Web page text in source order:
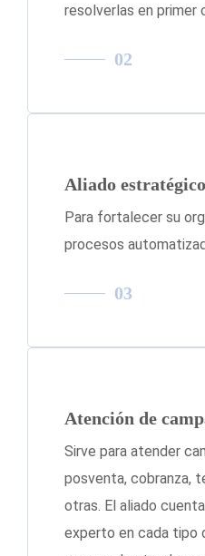
resolverlas en primer
02
Aliado estratégico
Para fortalecer su
procesos
03
Atención de
Sirve para atender
posventa, cobranza,
otras. El aliado
experto en cada tipo